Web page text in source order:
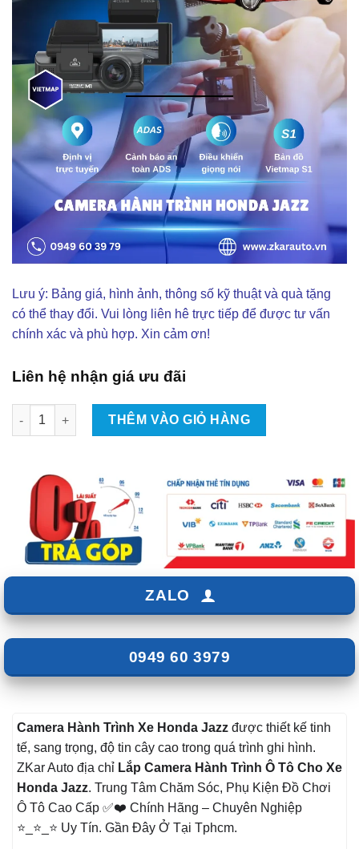
Lưu ý: Bảng giá, hình ảnh, thông số kỹ thuật và quà tặng
có thể thay đổi. Vui lòng liên hê trực tiếp để được tư vấn
chính xác và phù hợp. Xin cảm ơn!
Liên hệ nhận giá ưu đãi
Lắp Đặt Camera Hành Trình Xe Honda Jazz Tại TpHCM số
THÊM VÀO GIỎ HÀNG
ZALO
0949 60 3979
Camera Hành Trình Xe Honda Jazz được thiết kế tinh
tế, sang trọng, độ tin cây cao trong quá trình ghi hình.
ZKar Auto địa chỉ Lắp Camera Hành Trình Ô Tô Cho Xe
Honda Jazz. Trung Tâm Chăm Sóc, Phụ Kiện Đồ Chơi
Ô Tô Cao Cấp ✅❤️ Chính Hãng – Chuyên Nghiệp
⭐_⭐_⭐ Uy Tín. Gần Đây Ở Tại Tphcm.